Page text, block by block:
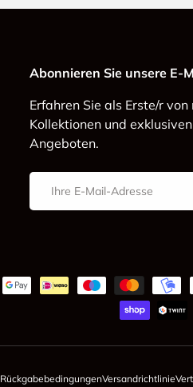
Abonnieren Sie unsere E-
Erfahren Sie als Erste/r von
Kollektionen und exklusiven
Angeboten.
E-Mail
RückgabebedingungenVersandrichtlinie